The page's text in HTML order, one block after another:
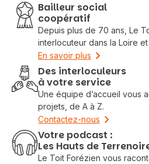
Bailleur social
coopératif
Depuis plus de 70 ans, Le
interlocuteur dans la Loire
En savoir plus
Des interloculeurs
à votre service
Une équipe d’accueil vous
projets, de A à Z.
Contactez-nous
Votre podcast :
Les Hauts de
Le Toit Forézien vous